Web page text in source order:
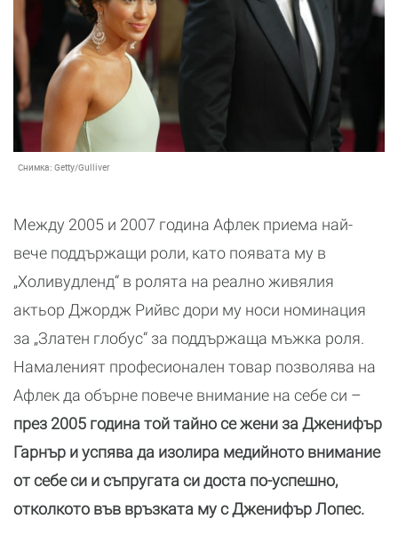
Снимка: Getty/Gulliver
Между 2005 и 2007 година Афлек приема най-
вече поддържащи роли, като появата му в
„Холивудленд“ в ролята на реално живялия
актьор Джордж Рийвс дори му носи номинация
за „Златен глобус“ за поддържаща мъжка роля.
Намаленият професионален товар позволява на
Афлек да обърне повече внимание на себе си –
през 2005 година той тайно се жени за Дженифър
Гарнър и успява да изолира медийното внимание
от себе си и съпругата си доста по-успешно,
отколкото във връзката му с Дженифър Лопес.